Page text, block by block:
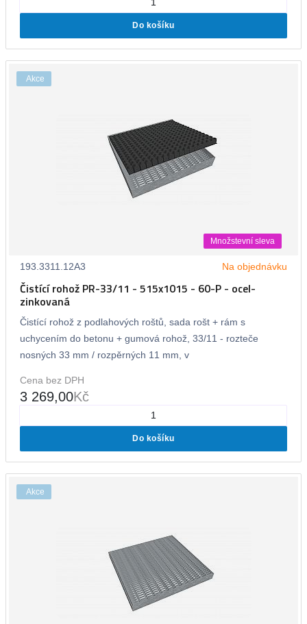
Do košíku
Akce
Množstevní sleva
193.3311.12A3 Na objednávku
Čistící rohož PR-33/11 - 515x1015 - 60-P - ocel-
zinkovaná
Čistící rohož z podlahových roštů, sada rošt + rám s
uchycením do betonu + gumová rohož, 33/11 - rozteče
nosných 33 mm / rozpěrných 11 mm, v
Cena bez DPH
3 269,00Kč
Do košíku
Akce